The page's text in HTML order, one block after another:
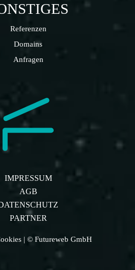
Referenzen
Domains
Anfragen
IMPRESSUM
AGB
PARTNER
| © Futureweb GmbH